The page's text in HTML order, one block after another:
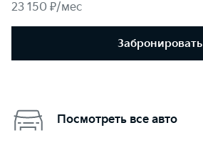
23 150 ₽/мес
Забронировать
Посмотреть все авто